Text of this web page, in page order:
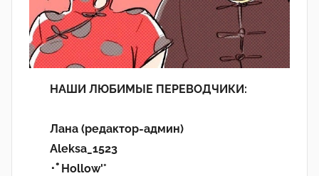
НАШИ ЛЮБИМЫЕ ПЕРЕВОДЧИКИ:
Лана (редактор-админ)
Aleksa_1523
･ﾟHollow'°